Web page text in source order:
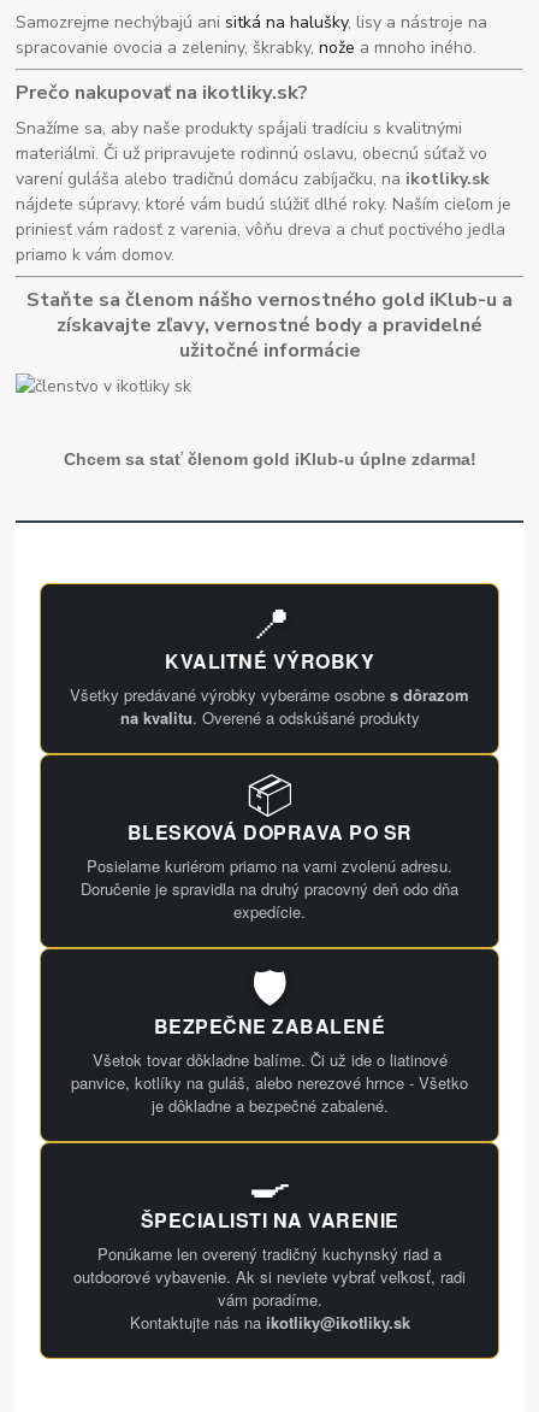
Samozrejme nechýbajú anisitká na halušky, lisy a nástroje na
spracovanie ovocia a zeleniny, škrabky,nože a mnoho iného.
Prečo nakupovať na ikotliky.sk?
Snažíme sa, aby naše produkty spájali tradíciu s kvalitnými
materiálmi. Či už pripravujete rodinnú oslavu, obecnú súťaž vo
varení guláša alebo tradičnú domácu zabíjačku, na ikotliky.sk
nájdete súpravy, ktoré vám budú slúžiť dlhé roky. Naším cieľom je
priniesť vám radosť z varenia, vôňu dreva a chuť poctivého jedla
priamo k vám domov.
Staňte sa členom nášho vernostného gold iKlub-u a
získavajte zľavy, vernostné body a pravidelné
užitočné informácie
Chcem sa stať členom gold iKlub-u úplne zdarma!
📍
KVALITNÉ VÝROBKY
Všetky predávané výrobky vyberáme osobne s dôrazom
na kvalitu. Overené a odskúšané produkty
📦
BLESKOVÁ DOPRAVA PO SR
Posielame kuriérom priamo na vami zvolenú adresu.
Doručenie je spravidla na druhý pracovný deň odo dňa
expedície.
🛡️
BEZPEČNE ZABALENÉ
Všetok tovar dôkladne balíme. Či už ide o liatinové
panvice, kotlíky na guláš, alebo nerezové hrnce - Všetko
je dôkladne a bezpečné zabalené.
🍳
ŠPECIALISTI NA VARENIE
Ponúkame len overený tradičný kuchynský riad a
outdoorové vybavenie. Ak si neviete vybrať veľkosť, radi
vám poradíme.
Kontaktujte nás na ikotliky@ikotliky.sk